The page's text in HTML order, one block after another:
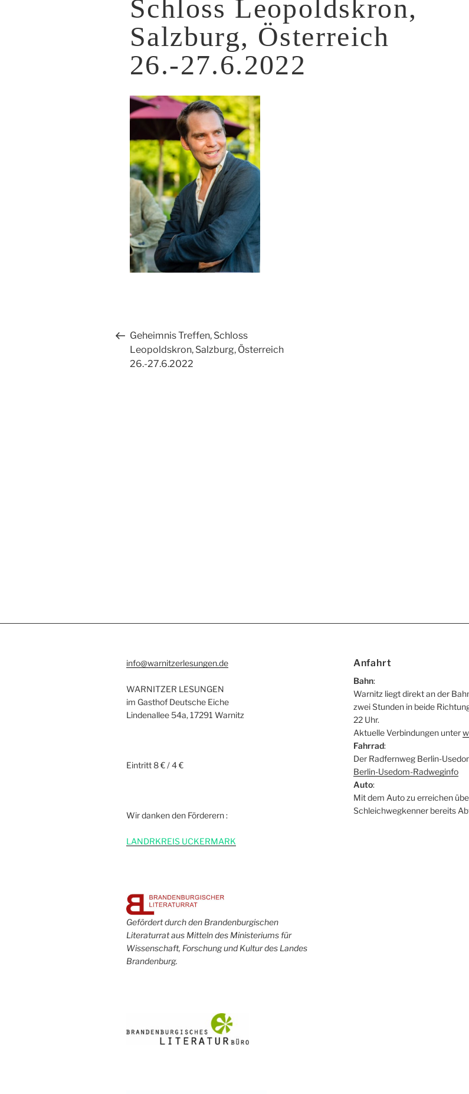
Schloss Leopoldskron,
Salzburg, Österreich
26.-27.6.2022
Beitragsnavigation
Vorheriger
Beitrag
Geheimnis Treffen, Schloss
Leopoldskron, Salzburg, Österreich
26.-27.6.2022
info@warnitzerlesungen.de
WARNITZER LESUNGEN
im Gasthof Deutsche Eiche
Lindenallee 54a, 17291 Warnitz
Eintritt 8 € / 4 €
Wir danken den Förderern :
L ANDRKREIS UCKERMARK
Gefördert durch den Brandenburgischen
Literaturrat aus Mitteln des Ministeriums für
Wissenschaft, Forschung und Kultur des Landes
Brandenburg.
Anfahrt
Bahn:
Warnitz liegt direkt an der
zwei Stunden in beide
22 Uhr.
Aktuelle Verbindungen unter
Fahrrad:
Der Radfernweg Berlin-
Berlin-Usedom-Radweginfo
Auto:
Mit dem Auto zu erreichen
Schleichwegkenner bereits